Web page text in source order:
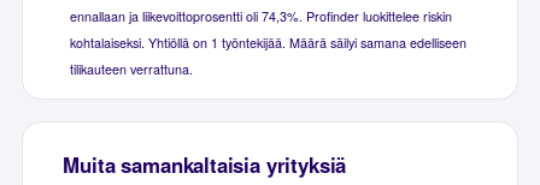
ennallaan ja liikevoittoprosentti oli 74,3%. Profinder luokittelee riskin
kohtalaiseksi. Yhtiöllä on 1 työntekijää. Määrä säilyi samana edelliseen
tilikauteen verrattuna.
Muita samankaltaisia yrityksiä